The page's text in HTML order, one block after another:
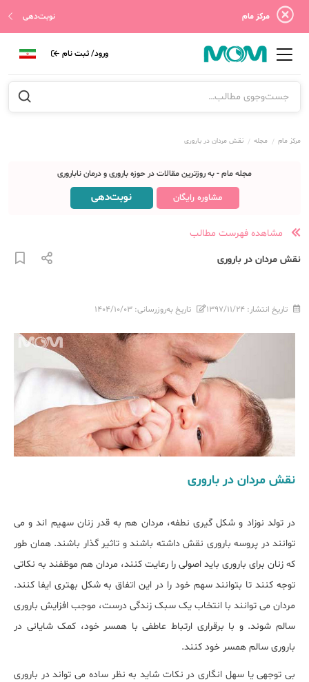
مرکز مام نوبت‌دهی
ورود/ ثبت نام
مرکز مام مجله نقش مردان در باروری
مجله مام - به روزترین مقالات در حوزه باروری و درمان ناباروری
مشاوره رایگان نوبت‌دهی
مشاهده فهرست مطالب
نقش مردان در باروری
تاریخ انتشار: ۱۳۹۷/۱۱/۲۴ تاریخ به‌روزرسانی: ۱۴۰۴/۱۰/۰۳
نقش مردان در باروری
در تولد نوزاد و شکل گیری نطفه، مردان هم به قدر زنان سهیم اند و می
توانند در پروسه باروری نقش داشته باشند و تاثیر گذار باشند. همان طور
که زنان برای باروری باید اصولی را رعایت کنند، مردان هم موظفند به نکاتی
توجه کنند تا بتوانند سهم خود را در این اتفاق به شکل بهتری ایفا کنند.
مردان می توانند با انتخاب یک سبک زندگی درست، موجب افزایش باروری
سالم شوند. و با برقراری ارتباط عاطفی با همسر خود، کمک شایانی در
باروری سالم همسر خود کنند.
بی توجهی یا سهل انگاری در نکات شاید به نظر ساده می تواند در باروری